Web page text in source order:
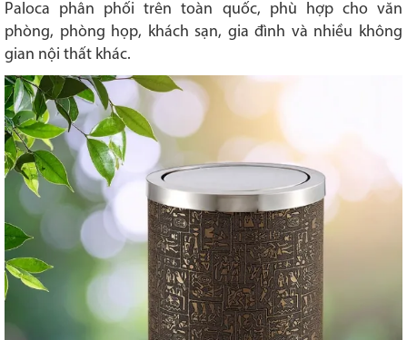
Paloca phân phối trên toàn quốc, phù hợp cho văn
phòng, phòng họp, khách sạn, gia đình và nhiều không
gian nội thất khác.